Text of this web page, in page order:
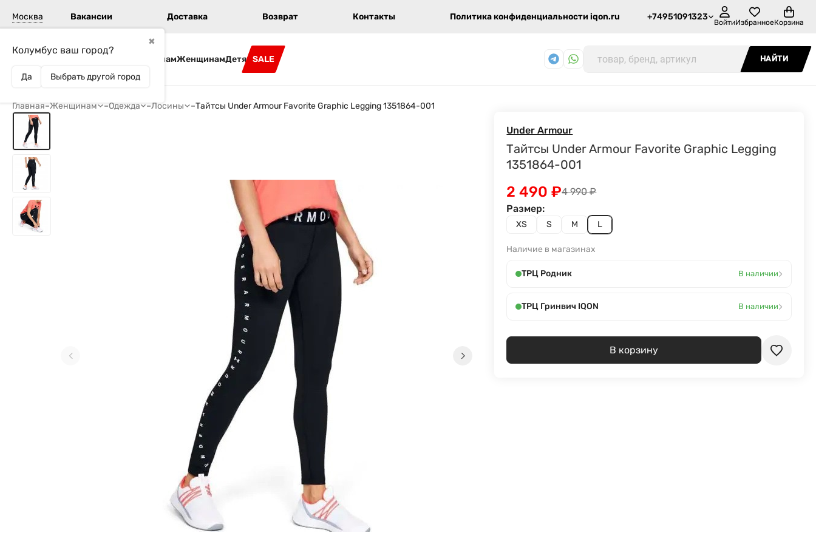
Москва
✖
Колумбус ваш город?
Да Выбрать другой город
Вакансии Доставка Возврат Контакты Политика конфиденциальности iqon.ru +74951091323
ВойтиИзбранноеКорзина
МужчинамЖенщинамДетям SALE НАЙТИ
Главная–Женщинам –Одежда –Лосины –Тайтсы Under Armour Favorite Graphic Legging 1351864-001
Under Armour
Тайтсы Under Armour Favorite Graphic Legging
1351864-001
4 990₽
2 490₽
XS S M L
Размер:
Наличие в магазинах
ТРЦ Родник В наличии›
ТРЦ Гринвич IQON В наличии›
В корзину